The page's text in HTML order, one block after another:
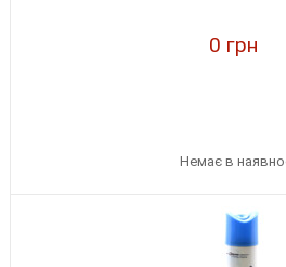
0 грн
Немає в